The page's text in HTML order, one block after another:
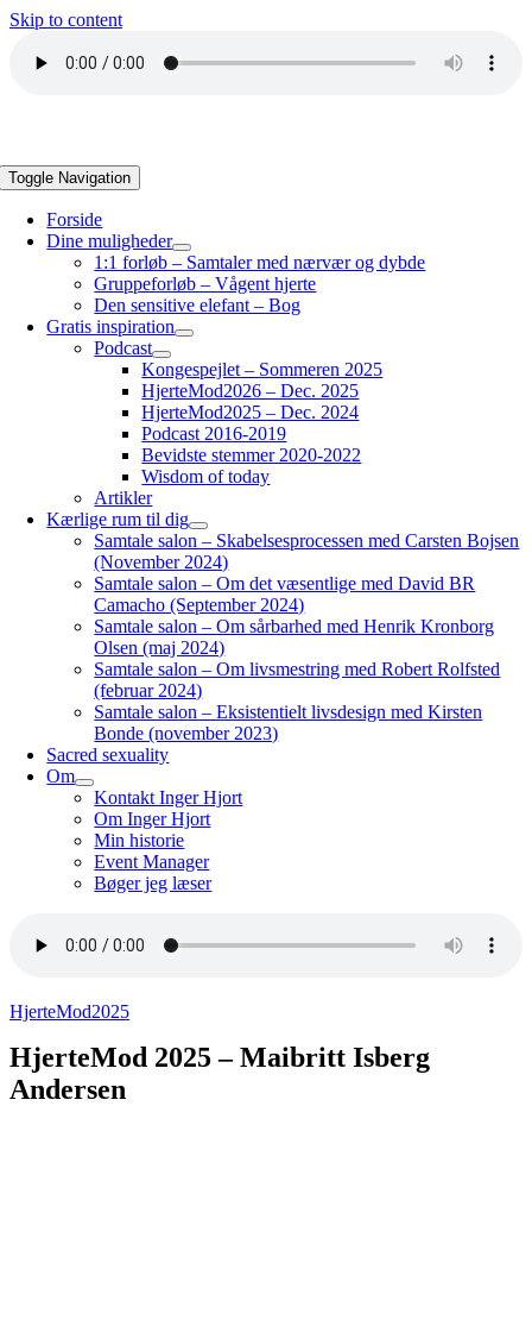
Skip to content
Toggle Navigation
Forside
Dine muligheder
1:1 forløb – Samtaler med nærvær og dybde
Gruppeforløb – Vågent hjerte
Den sensitive elefant – Bog
Gratis inspiration
Podcast
Kongespejlet – Sommeren 2025
HjerteMod2026 – Dec. 2025
HjerteMod2025 – Dec. 2024
Podcast 2016-2019
Bevidste stemmer 2020-2022
Wisdom of today
Artikler
Kærlige rum til dig
Samtale salon – Skabelsesprocessen med Carsten Bojsen
(November 2024)
Samtale salon – Om det væsentlige med David BR
Camacho (September 2024)
Samtale salon – Om sårbarhed med Henrik Kronborg
Olsen (maj 2024)
Samtale salon – Om livsmestring med Robert Rolfsted
(februar 2024)
Samtale salon – Eksistentielt livsdesign med Kirsten
Bonde (november 2023)
Sacred sexuality
Om
Kontakt Inger Hjort
Om Inger Hjort
Min historie
Event Manager
Bøger jeg læser
HjerteMod2025
HjerteMod 2025 – Maibritt Isberg
Andersen